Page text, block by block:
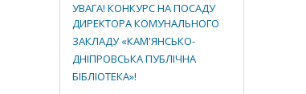
УВАГА! КОНКУРС НА ПОСАДУ
ДИРЕКТОРА КОМУНАЛЬНОГО
ЗАКЛАДУ «КАМ'ЯНСЬКО-
ДНІПРОВСЬКА ПУБЛІЧНА
БІБЛІОТЕКА»!